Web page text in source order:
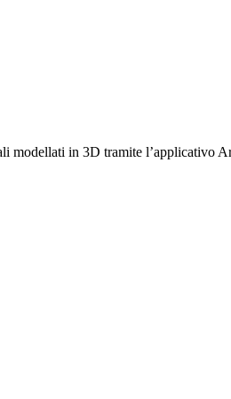
modellati in 3D tramite l’applicativo